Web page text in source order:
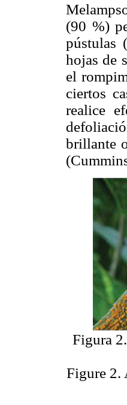
(90 %)
pústulas
hojas de
el
ciertos
realice
brillante
Figura
Figure 2.